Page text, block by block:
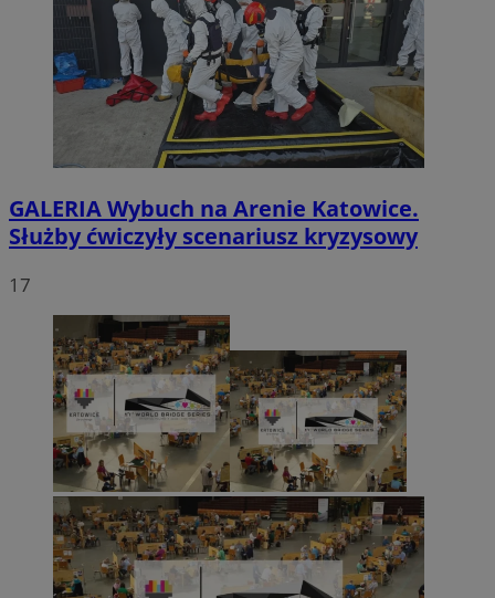
GALERIAWybuch na Arenie Katowice.
Służby ćwiczyły scenariusz kryzysowy
17